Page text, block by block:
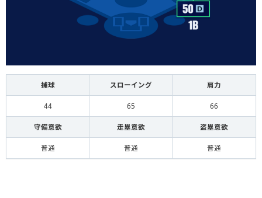
捕球 スローイング 肩力
44 65 66
守備意欲 走塁意欲 盗塁意欲
普通 普通 普通